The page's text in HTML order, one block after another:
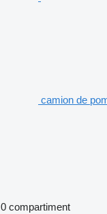
camion de
0 compartiment